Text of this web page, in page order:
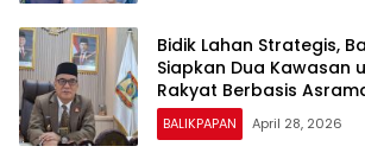
Bidik Lahan Strategis,
Siapkan Dua Kawasan
Rakyat Berbasis
BALIKPAPAN April 28, 2026